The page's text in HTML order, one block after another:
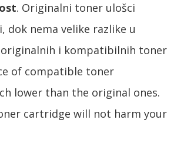
. Originalni toner ulošci
dok nema velike razlike u
i kompatibilnih toner
of compatible toner
lower than the original ones.
cartridge will not harm your